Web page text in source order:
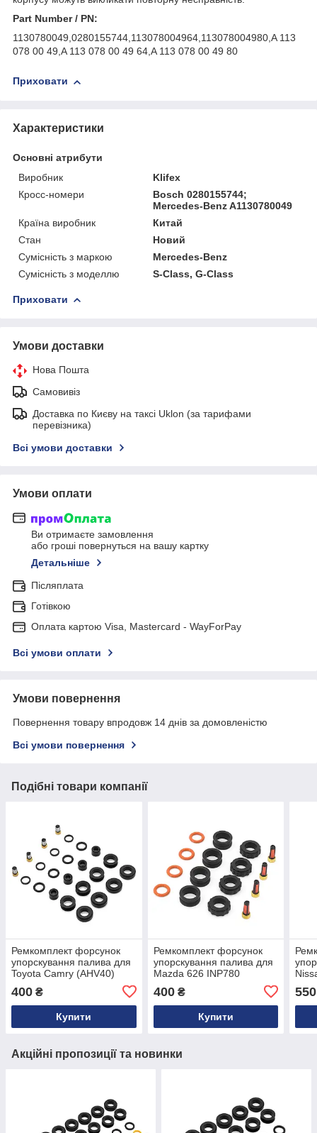
Part Number / PN:
1130780049,0280155744,113078004964,113078004980,A 113
078 00 49,A 113 078 00 49 64,A 113 078 00 49 80
Приховати
Характеристики
Основні атрибути
Виробник
Klifex
Кросс-номери
Bosch 0280155744;
Mercedes-Benz A1130780049
Країна виробник
Китай
Стан
Новий
Сумісність з маркою
Mercedes-Benz
Сумісність з моделлю
S-Class, G-Class
Приховати
Умови доставки
Нова Пошта
Самовивіз
Доставка по Києву на таксі Uklon (за тарифами
перевізника)
Всі умови доставки
Умови оплати
Ви отримаєте замовлення
або гроші повернуться на вашу картку
Детальніше
Післяплата
Готівкою
Оплата картою Visa, Mastercard - WayForPay
Всі умови оплати
Умови повернення
Повернення товару впродовж 14 днів за домовленістю
Всі умови повернення
Подібні товари компанії
Ремкомплект форсунок
упорскування палива для
Toyota Camry (AHV40)
400 ₴
Купити
Ремкомплект форсунок
упорскування палива для
Mazda 626 INP780
400₴
Купити
550
Акційні пропозиції та новинки